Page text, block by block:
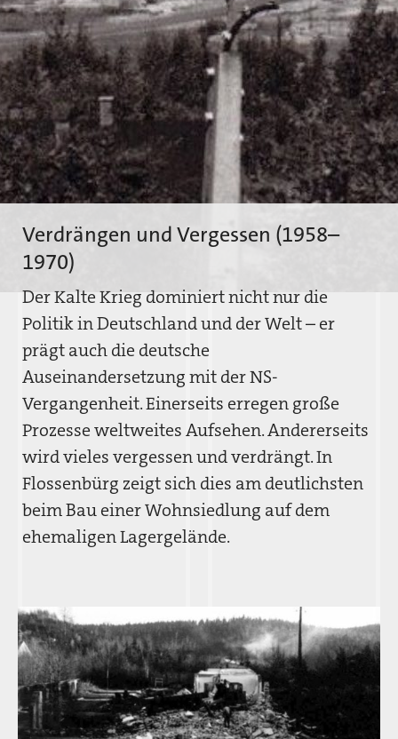
Verdrängen und Vergessen (1958–
1970)
Der Kalte Krieg dominiert nicht nur die
Politik in Deutschland und der Welt – er
prägt auch die deutsche
Auseinandersetzung mit der NS-
Vergangenheit. Einerseits erregen große
Prozesse weltweites Aufsehen. Andererseits
wird vieles vergessen und verdrängt. In
Flossenbürg zeigt sich dies am deutlichsten
beim Bau einer Wohnsiedlung auf dem
ehemaligen Lagergelände.